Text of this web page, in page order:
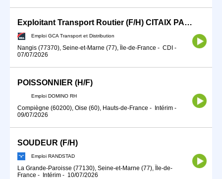
Exploitant Transport Routier (F/H) CITAIX PARIS
Emploi GCA Transport et Distribution
Nangis (77370), Seine-et-Marne (77), Île-de-France - CDI -
07/07/2026
POISSONNIER (H/F)
Emploi DOMINO RH
Compiègne (60200), Oise (60), Hauts-de-France - Intérim -
09/07/2026
SOUDEUR (F/H)
Emploi RANDSTAD
La Grande-Paroisse (77130), Seine-et-Marne (77), Île-de-
France - Intérim - 10/07/2026